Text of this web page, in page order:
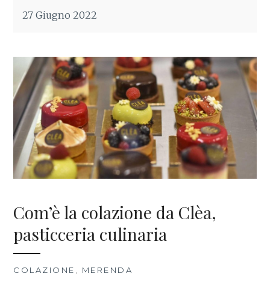
27 Giugno 2022
Com’è la colazione da Clèa,
pasticceria culinaria
COLAZIONE MERENDA